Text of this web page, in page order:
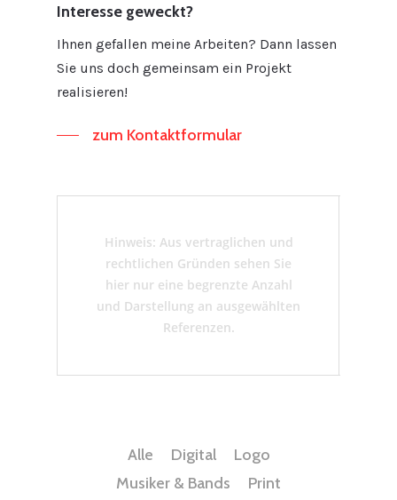
Interesse geweckt?
Ihnen gefallen meine Arbeiten? Dann lassen
Sie uns doch gemeinsam ein Projekt
realisieren!
zum Kontaktformular
Hinweis: Aus vertraglichen und
rechtlichen Gründen sehen Sie
hier nur eine begrenzte Anzahl
und Darstellung an ausgewählten
Referenzen.
Alle Digital
Logo
Musiker & Bands
Print